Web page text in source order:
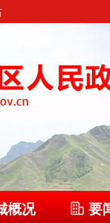
概况 要